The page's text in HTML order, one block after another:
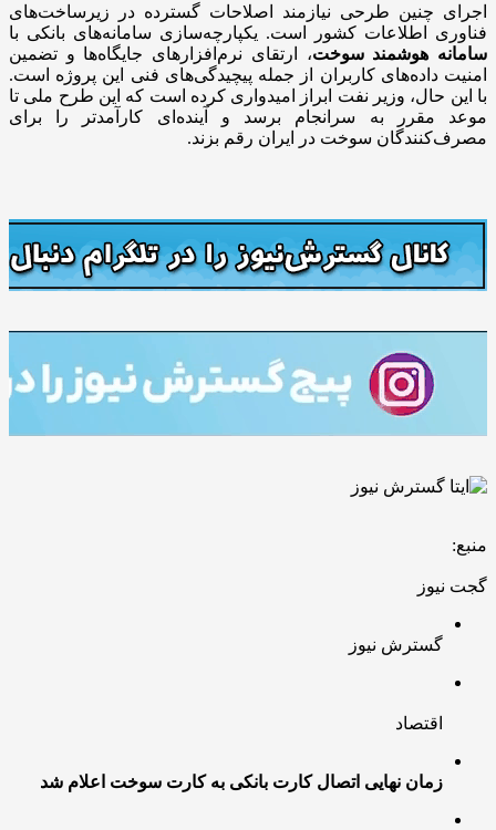
اجرای چنین طرحی نیازمند اصلاحات گسترده در زیرساخت‌های
فناوری اطلاعات کشور است. یکپارچه‌سازی سامانه‌های بانکی با
سامانه هوشمند سوخت، ارتقای نرم‌افزارهای جایگاه‌ها و تضمین
امنیت داده‌های کاربران از جمله پیچیدگی‌های فنی این پروژه است.
با این حال، وزیر نفت ابراز امیدواری کرده است که این طرح ملی تا
موعد مقرر به سرانجام برسد و آینده‌ای کارآمدتر را برای
مصرف‌کنندگان سوخت در ایران رقم بزند.
منبع:
گجت نیوز
گسترش نیوز
اقتصاد
زمان نهایی اتصال کارت بانکی به کارت سوخت اعلام شد